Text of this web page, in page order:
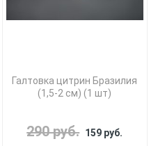
Галтовка цитрин Бразилия
(1,5-2 см) (1 шт)
290 руб. 159 руб.